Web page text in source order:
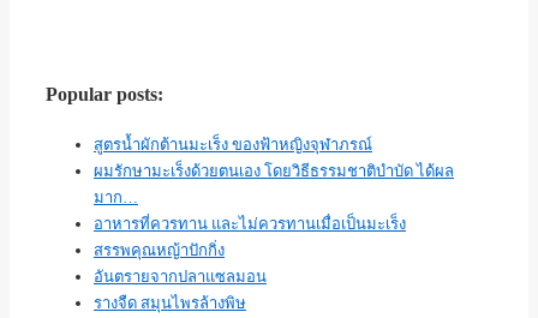
Popular posts:
สูตรน้ำผักต้านมะเร็ง ของฟ้าหญิงจุฬาภรณ์
ผมรักษามะเร็งด้วยตนเอง โดยวิธีธรรมชาติบำบัด ได้ผล
มาก…
อาหารที่ควรทาน และไม่ควรทานเมื่อเป็นมะเร็ง
สรรพคุณหญ้าปักกิ่ง
อันตรายจากปลาแซลมอน
รางจืด สมุนไพรล้างพิษ